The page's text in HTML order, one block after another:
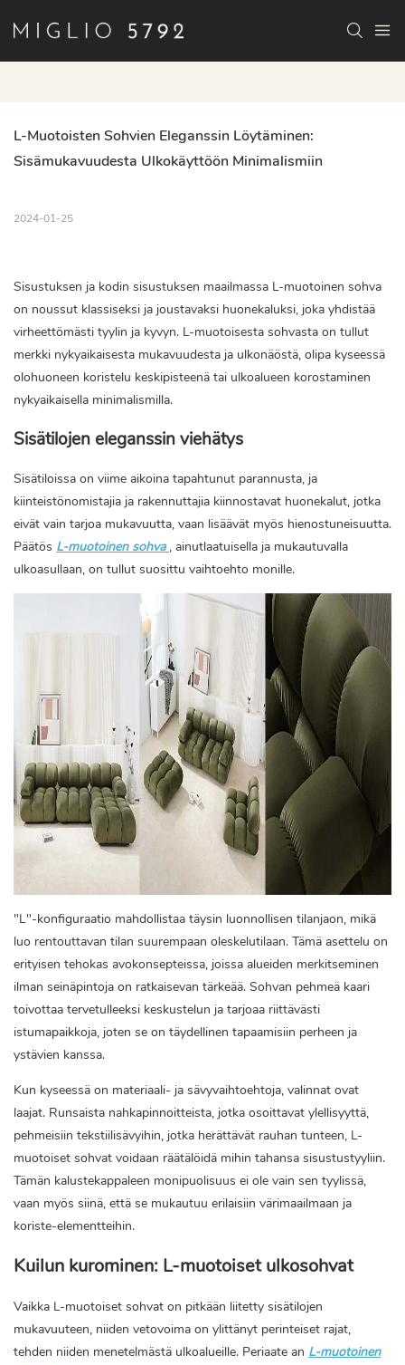
L-Muotoisten Sohvien Eleganssin Löytäminen:
Sisämukavuudesta Ulkokäyttöön Minimalismiin
2024-01-25
Sisustuksen ja kodin sisustuksen maailmassa L-muotoinen sohva
on noussut klassiseksi ja joustavaksi huonekaluksi, joka yhdistää
virheettömästi tyylin ja kyvyn. L-muotoisesta sohvasta on tullut
merkki nykyaikaisesta mukavuudesta ja ulkonäöstä, olipa kyseessä
olohuoneen koristelu keskipisteenä tai ulkoalueen korostaminen
nykyaikaisella minimalismilla.
Sisätilojen eleganssin viehätys
Sisätiloissa on viime aikoina tapahtunut parannusta, ja
kiinteistönomistajia ja rakennuttajia kiinnostavat huonekalut, jotka
eivät vain tarjoa mukavuutta, vaan lisäävät myös hienostuneisuutta.
Päätös L-muotoinen sohva , ainutlaatuisella ja mukautuvalla
ulkoasullaan, on tullut suosittu vaihtoehto monille.
"L"-konfiguraatio mahdollistaa täysin luonnollisen tilanjaon, mikä
luo rentouttavan tilan suurempaan oleskelutilaan. Tämä asettelu on
erityisen tehokas avokonsepteissa, joissa alueiden merkitseminen
ilman seinäpintoja on ratkaisevan tärkeää. Sohvan pehmeä kaari
toivottaa tervetulleeksi keskustelun ja tarjoaa riittävästi
istumapaikkoja, joten se on täydellinen tapaamisiin perheen ja
ystävien kanssa.
Kun kyseessä on materiaali- ja sävyvaihtoehtoja, valinnat ovat
laajat. Runsaista nahkapinnoitteista, jotka osoittavat ylellisyyttä,
pehmeisiin tekstiilisävyihin, jotka herättävät rauhan tunteen, L-
muotoiset sohvat voidaan räätälöidä mihin tahansa sisustustyyliin.
Tämän kalustekappaleen monipuolisuus ei ole vain sen tyylissä,
vaan myös siinä, että se mukautuu erilaisiin värimaailmaan ja
koriste-elementteihin.
Kuilun kurominen: L-muotoiset ulkosohvat
Vaikka L-muotoiset sohvat on pitkään liitetty sisätilojen
mukavuuteen, niiden vetovoima on ylittänyt perinteiset rajat,
tehden niiden menetelmästä ulkoalueille. Periaate an L-muotoinen